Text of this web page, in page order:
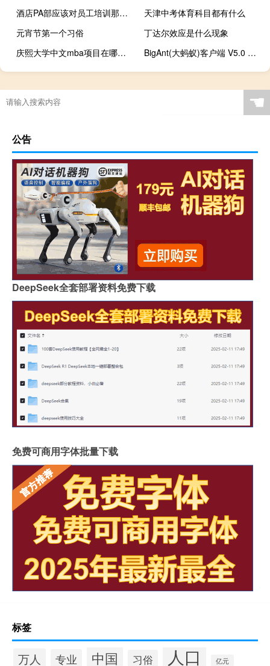
酒店PA部应该对员工培训那些内容
天津中考体育科目都有什么
元宵节第一个习俗
丁达尔效应是什么现象
庆熙大学中文mba项目在哪个校区
BigAnt(大蚂蚁)客户端 V5.0 官方版（BigAnt(大蚂蚁)客户端 V5.0 官方版功能简介）
☚
公告
DeepSeek全套部署资料免费下载
免费可商用字体批量下载
标签
万人 专业 中国 习俗 人口 亿元